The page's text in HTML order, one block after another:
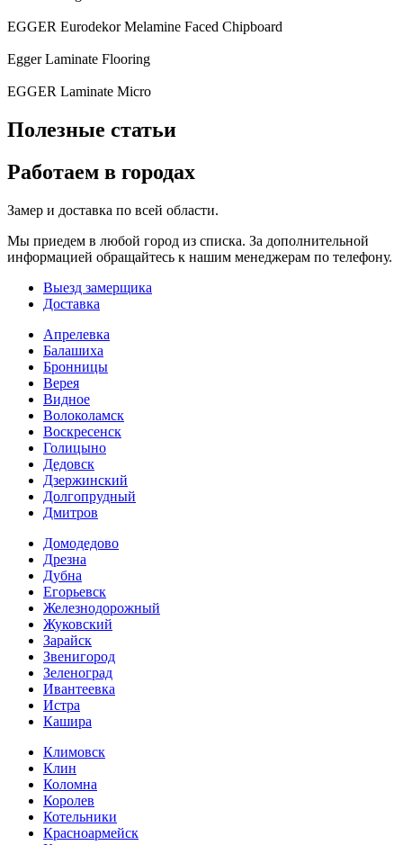
EGGER Eurodekor Melamine Faced Chipboard
Egger Laminate Flooring
EGGER Laminate Micro
Полезные статьи
Работаем в городах
Замер и доставка по всей области.
Мы приедем в любой город из списка. За дополнительной
информацией обращайтесь к нашим менеджерам по телефону.
Выезд замерщика
Доставка
Апрелевка
Балашиха
Бронницы
Верея
Видное
Волоколамск
Воскресенск
Голицыно
Дедовск
Дзержинский
Долгопрудный
Дмитров
Домодедово
Дрезна
Дубна
Егорьевск
Железнодорожный
Жуковский
Зарайск
Звенигород
Зеленоград
Ивантеевка
Истра
Кашира
Климовск
Клин
Коломна
Королев
Котельники
Красноармейск